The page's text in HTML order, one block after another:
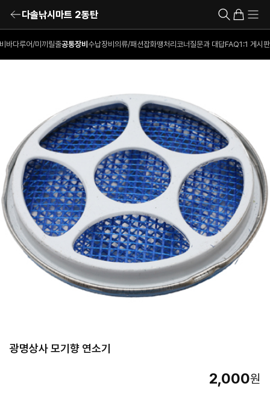
다솔낚시마트 2동탄
바다루어/미끼 릴줄공통장비 수납장비 의류/패션잡화땡처리코너 질문과 대답FAQ1:1 게시판
광명상사 모기향 연소기
2,000원